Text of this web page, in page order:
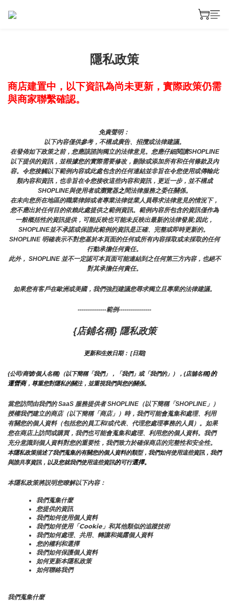
隱私政策
商店建置中，以下資訊為尚未更新，實際政策仍需
與商家聯繫確認。
免責聲明：
以下內容僅供參考，不構成廣告、招攬或法律建議。
在發佈如下政策之前，您應該諮詢獨立的法律意見。您應仔細閱讀SHOPLINE
以下提供的資訊，並根據您的實際需要修改，刪除或添加所有和任何條款及內
容。令您接觸以下範例內容或此處包含的任何連結並非旨在令您使用或傳輸此
類內容和資訊，也非旨在令您接收這些內容和資訊，更近一步，並不構成
SHOPLINE與使用者或瀏覽器之間法律服務之委任關係。
在未向您所在地區的職業律師或者專業法律從業人員尋求法律意見的情況下，
您不應出於任何目的依賴此處提供之範例資訊。範例內容所包含的資訊僅作為
一般概括性的資訊提供，可能反映也可能未反映出最新的法律發展;因此，
SHOPLINE並不承諾或保證此範例的資訊是正確、完整或即時更新的。
SHOPLINE 明確表示不對您基於本頁面的任何或所有內容採取或未採取的任何
行動承擔任何責任。
此外， SHOPLINE 並不一定認可本頁面可能連結到之任何第三方內容，也絕不
對其承擔任何責任。
如果您有客戶在歐洲或美國，我們強烈建議您尋求獨立且專業的法律建議。
--------------範例----------------
{店鋪名稱} 隱私政策
更新和生效日期： [日期]
{公司/商號/個人名稱}（以下簡稱「我們」，「我們」或「我們的」），{店舖名稱}的
運營商，尊重您對隱私的關注，並重視我們與您的關係。
當您訪問由我們的 SaaS 服務提供者 SHOPLINE（以下簡稱「SHOPLINE」）
授權我們建立的商店（以下簡稱「商店」）時，我們可能會蒐集和處理、利用
有關您的個人資料（包括您的員工和/或代表、代理您處理事務的人員）。如果
您在商店上訪問或購買，我們也可能會蒐集和處理、利用您的個人資料。我們
充分意識到個人資料對您的重要性，我們致力於確保商店的完整性和安全性。
本隱私政策描述了我們蒐集的有關您的個人資料的類型，我們如何使用這些資訊，我們
與誰共享資訊，以及您就我們使用這些資訊的可行選擇。
本隱私政策將説明您瞭解以下內容：
我們蒐集什麼
您提供的資訊
我們如何使用個人資料
我們如何使用「Cookie」和其他類似的追蹤技術
我們如何處理、共用、轉讓和揭露個人資料
您的權利和選擇
我們如何保護個人資料
如何更新本隱私政策
如何聯絡我們
我們蒐集什麼